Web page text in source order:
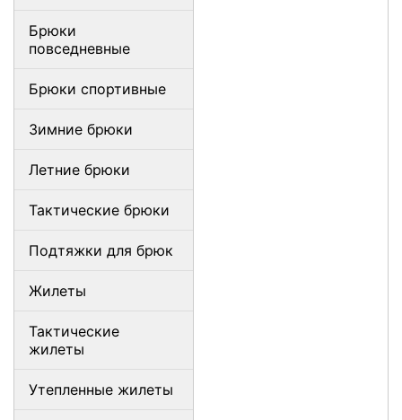
Брюки
повседневные
Брюки спортивные
Зимние брюки
Летние брюки
Тактические брюки
Подтяжки для брюк
Жилеты
Тактические
жилеты
Утепленные жилеты